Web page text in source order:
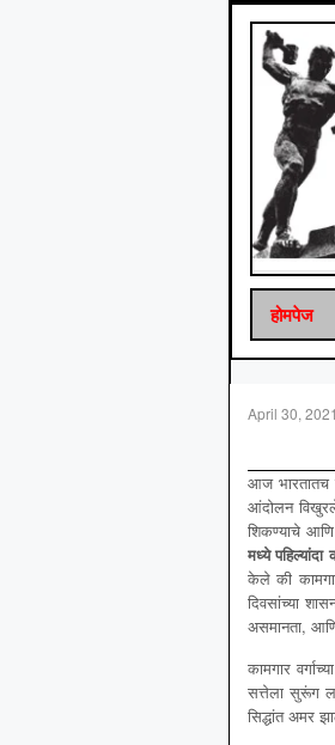
होमपेज
April 30, 2021
आज भारतातच
आंदोलन
शिकण्याचे आणि
मध्ये
केले की
दिवसांच्या
असमानता,
कामगार
सत्तेला सुरूंग
सिद्धांत अमर